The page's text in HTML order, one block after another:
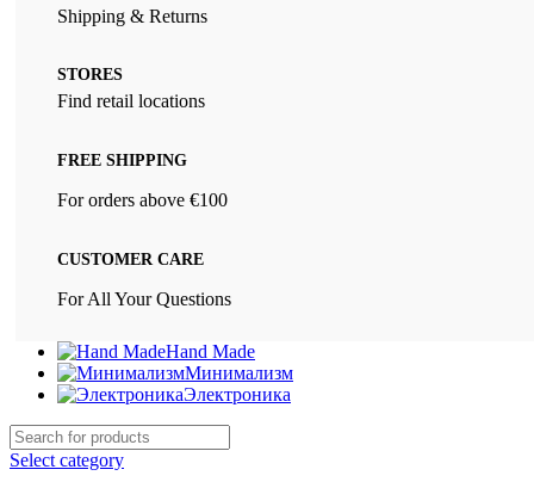
Shipping & Returns
STORES
Find retail locations
FREE SHIPPING
For orders above €100
CUSTOMER CARE
For All Your Questions
Hand Made
Минимализм
Электроника
Select category